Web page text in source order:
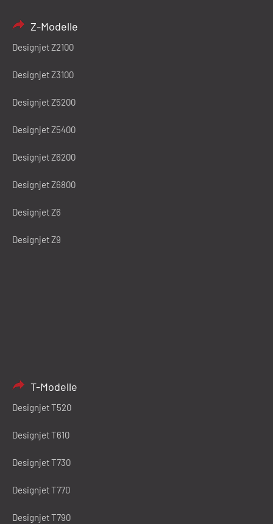
Z-Modelle
Designjet Z2100
Designjet Z3100
Designjet Z5200
Designjet Z5400
Designjet Z6200
Designjet Z6800
Designjet Z6
Designjet Z9
T-Modelle
Designjet T520
Designjet T610
Designjet T730
Designjet T770
Designjet T790